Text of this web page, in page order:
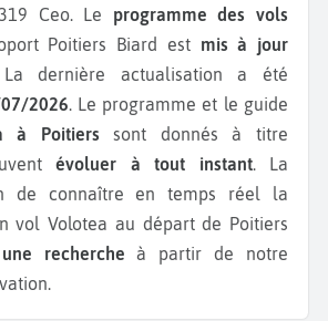
Ceo. Le programme des vols
Poitiers Biard est mis à jour
dernière actualisation a été
2026. Le programme et le guide
à Poitiers sont donnés à titre
évoluer à tout instant. La
de connaître en temps réel la
vol Volotea au départ de Poitiers
recherche à partir de notre